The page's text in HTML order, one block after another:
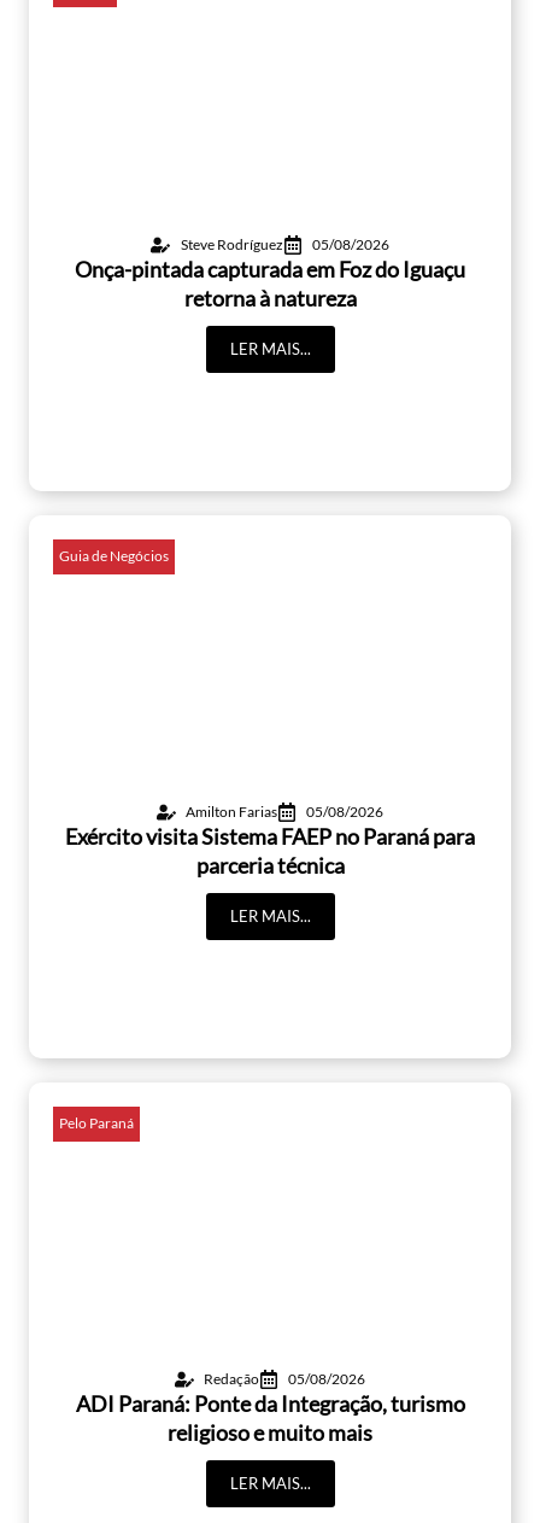
Steve Rodríguez 05/08/2026
Onça-pintada capturada em Foz do Iguaçu
retorna à natureza
LER MAIS...
Guia de Negócios
Amilton Farias 05/08/2026
Exército visita Sistema FAEP no Paraná para
parceria técnica
LER MAIS...
Pelo Paraná
Redação 05/08/2026
ADI Paraná: Ponte da Integração, turismo
religioso e muito mais
LER MAIS...